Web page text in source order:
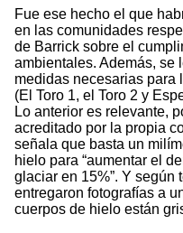
Fue ese hecho el que
en las comunidades
de Barrick sobre el
ambientales. Además, se
medidas necesarias para
(El Toro 1, el Toro 2 y
Lo anterior es relevante,
acreditado por la propia
señala que basta un
hielo para “aumentar el
glaciar en 15%”. Y según
entregaron fotografías a
cuerpos de hielo están